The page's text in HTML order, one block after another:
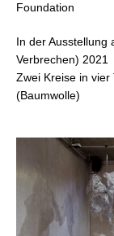
Foundation
In der Ausstellung
Verbrechen) 2021
Zwei Kreise in
(Baumwolle)